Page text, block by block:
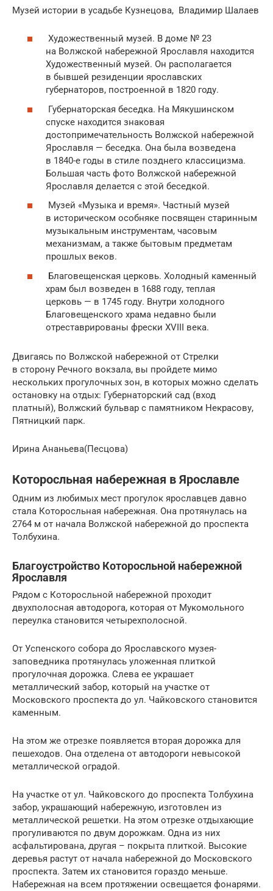
Музей истории в усадьбе Кузнецова, Владимир Шалаев
Художественный музей. В доме № 23
на Волжской набережной Ярославля находится
Художественный музей. Он располагается
в бывшей резиденции ярославских
губернаторов, построенной в 1820 году.
Губернаторская беседка. На Мякушинском
спуске находится знаковая
достопримечательность Волжской набережной
Ярославля — беседка. Она была возведена
в 1840-е годы в стиле позднего классицизма.
Большая часть фото Волжской набережной
Ярославля делается с этой беседкой.
Музей «Музыка и время». Частный музей
в историческом особняке посвящен старинным
музыкальным инструментам, часовым
механизмам, а также бытовым предметам
прошлых веков.
Благовещенская церковь. Холодный каменный
храм был возведен в 1688 году, теплая
церковь — в 1745 году. Внутри холодного
Благовещенского храма недавно были
отреставрированы фрески XVIII века.
Двигаясь по Волжской набережной от Стрелки
в сторону Речного вокзала, вы пройдете мимо
нескольких прогулочных зон, в которых можно сделать
остановку на отдых: Губернаторский сад (вход
платный), Волжский бульвар с памятником Некрасову,
Пятницкий парк.
Ирина Ананьева(Песцова)
Которосльная набережная в Ярославле
Одним из любимых мест прогулок ярославцев давно
стала Которосльная набережная. Она протянулась на
2764 м от начала Волжской набережной до проспекта
Толбухина.
Благоустройство Которосльной набережной
Ярославля
Рядом с Которосльной набережной проходит
двухполосная автодорога, которая от Мукомольного
переулка становится четырехполосной.
От Успенского собора до Ярославского музея-
заповедника протянулась уложенная плиткой
прогулочная дорожка. Слева ее украшает
металлический забор, который на участке от
Московского проспекта до ул. Чайковского становится
каменным.
На этом же отрезке появляется вторая дорожка для
пешеходов. Она отделена от автодороги невысокой
металлической оградой.
На участке от ул. Чайковского до проспекта Толбухина
забор, украшающий набережную, изготовлен из
металлической решетки. На этом отрезке отдыхающие
прогуливаются по двум дорожкам. Одна из них
асфальтирована, другая – покрыта плиткой. Высокие
деревья растут от начала набережной до Московского
проспекта. Затем их становится гораздо меньше.
Набережная на всем протяжении освещается фонарями.